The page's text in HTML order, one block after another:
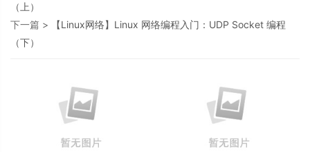
（上）
下一篇 >
【Linux网络】Linux 网络编程入门：UDP Socket 编程
（下）